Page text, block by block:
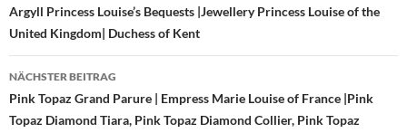
Argyll Princess Louise’s Bequests |Jewellery Princess Louise of the
United Kingdom| Duchess of Kent
NÄCHSTER BEITRAG
Pink Topaz Grand Parure | Empress Marie Louise of France |Pink
Topaz Diamond Tiara, Pink Topaz Diamond Collier, Pink Topaz